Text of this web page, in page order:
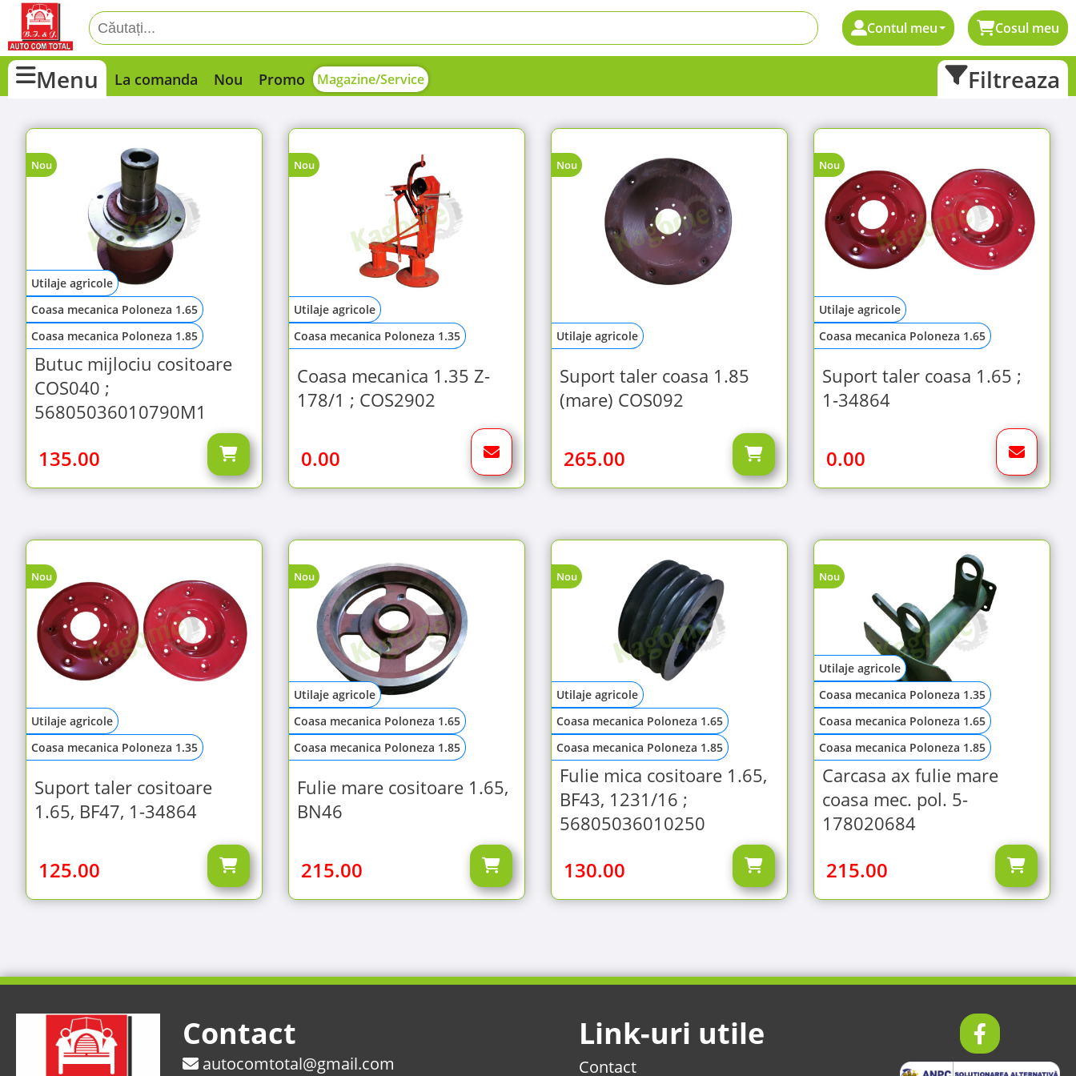
Contul meu Cosul meu
Menu La comanda Nou Promo Magazine/Service Filtreaza
Nou
Utilaje agricole
Coasa mecanica Poloneza 1.65
Coasa mecanica Poloneza 1.85
Butuc mijlociu cositoare
COS040 ;
56805036010790M1
135.00
Nou
Utilaje agricole
Coasa mecanica Poloneza 1.35
Coasa mecanica 1.35 Z-
178/1 ; COS2902
0.00
Nou
Utilaje agricole
Suport taler coasa 1.85
(mare) COS092
265.00
Nou
Utilaje agricole
Coasa mecanica Poloneza 1.65
Suport taler coasa 1.65 ;
1-34864
0.00
Nou
Utilaje agricole
Coasa mecanica Poloneza 1.35
Suport taler cositoare
1.65, BF47, 1-34864
125.00
Nou
Utilaje agricole
Coasa mecanica Poloneza 1.65
Coasa mecanica Poloneza 1.85
Fulie mare cositoare 1.65,
BN46
215.00
Nou
Utilaje agricole
Coasa mecanica Poloneza 1.65
Coasa mecanica Poloneza 1.85
Fulie mica cositoare 1.65,
BF43, 1231/16 ;
56805036010250
130.00
Nou
Utilaje agricole
Coasa mecanica Poloneza 1.35
Coasa mecanica Poloneza 1.65
Coasa mecanica Poloneza 1.85
Carcasa ax fulie mare
coasa mec. pol. 5-
178020684
215.00
Contact
autocomtotal@gmail.com
Link-uri utile
Contact